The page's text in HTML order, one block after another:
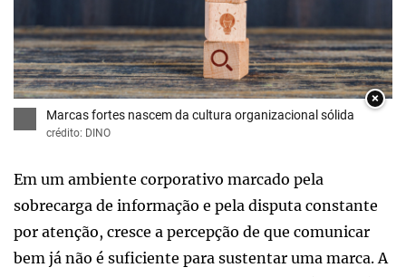
×
Marcas fortes nascem da cultura organizacional sólida
crédito: DINO
Em um ambiente corporativo marcado pela
sobrecarga de informação e pela disputa constante
por atenção, cresce a percepção de que comunicar
bem já não é suficiente para sustentar uma marca. A